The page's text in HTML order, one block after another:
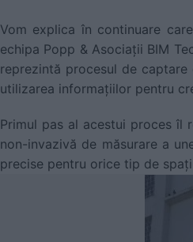
Vom explica în continuare
echipa Popp & Asociații BIM
reprezintă procesul de
utilizarea informațiilor pentru
Primul pas al acestui proces îl
non-invazivă de măsurare a
precise pentru orice tip de